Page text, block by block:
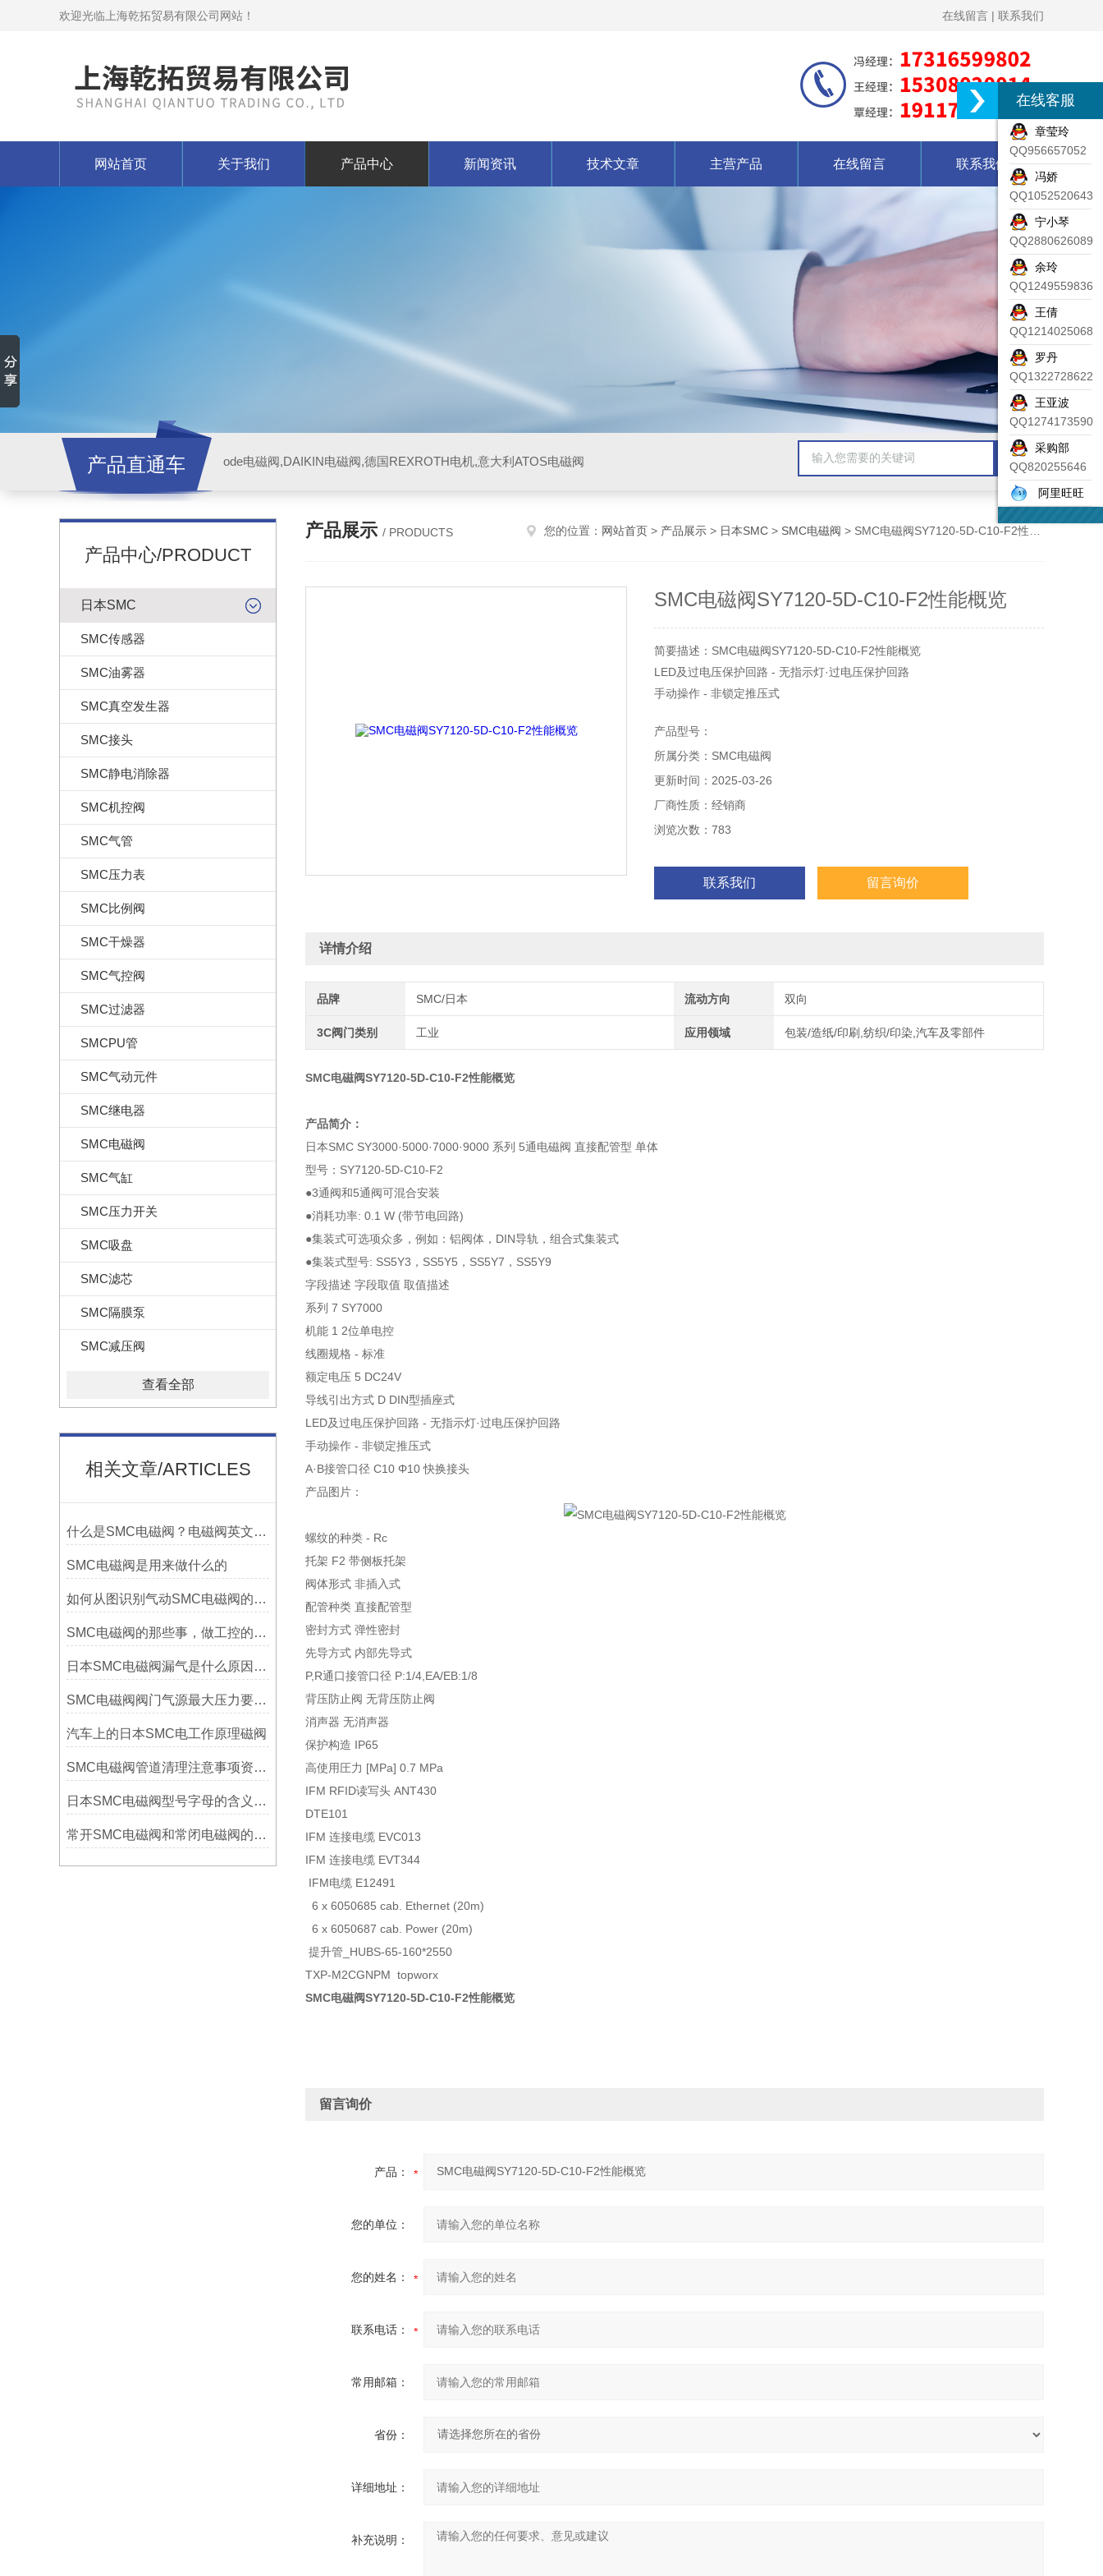
欢迎光临上海乾拓贸易有限公司网站！ 在线留言 | 联系我们
网站首页 关于我们 产品中心 新闻资讯 技术文章 主营产品 在线留言 联系我们
产品直通车 ode电磁阀,DAIKIN电磁阀,德国REXROTH电机,意大利ATOS电磁阀
产品中心/PRODUCT
日本SMC
SMC传感器
SMC油雾器
SMC真空发生器
SMC接头
SMC静电消除器
SMC机控阀
SMC气管
SMC压力表
SMC比例阀
SMC干燥器
SMC气控阀
SMC过滤器
SMCPU管
SMC气动元件
SMC继电器
SMC电磁阀
SMC气缸
SMC压力开关
SMC吸盘
SMC滤芯
SMC隔膜泵
SMC减压阀
查看全部
相关文章/ARTICLES
什么是SMC电磁阀？电磁阀英文缩写是什么
SMC电磁阀是用来做什么的
如何从图识别气动SMC电磁阀的位数与通数？
SMC电磁阀的那些事，做工控的都应该懂的
日本SMC电磁阀漏气是什么原因,电磁阀漏气怎么解决
SMC电磁阀阀门气源最大压力要求（气源质量的重要性）
汽车上的日本SMC电工作原理磁阀
SMC电磁阀管道清理注意事项资料有哪些
日本SMC电磁阀型号字母的含义及相关知识详解
常开SMC电磁阀和常闭电磁阀的区别是什么
产品展示 / PRODUCTS 您的位置： 网站首页 > 产品展示 > 日本SMC > SMC电磁阀 > SMC电磁阀SY7120-5D-C10-F2性能概览
SMC电磁阀SY7120-5D-C10-F2性能概览
简要描述：SMC电磁阀SY7120-5D-C10-F2性能概览
LED及过电压保护回路 - 无指示灯·过电压保护回路
手动操作 - 非锁定推压式
产品型号：
所属分类：SMC电磁阀
更新时间：2025-03-26
厂商性质：经销商
浏览次数：783
联系我们 留言询价
详情介绍
品牌 SMC/日本 流动方向 双向
3C阀门类别 工业 应用领域 包装/造纸/印刷,纺织/印染,汽车及零部件
SMC电磁阀SY7120-5D-C10-F2性能概览
产品简介：
日本SMC SY3000·5000·7000·9000 系列 5通电磁阀 直接配管型 单体
型号：SY7120-5D-C10-F2
●3通阀和5通阀可混合安装
●消耗功率: 0.1 W (带节电回路)
●集装式可选项众多，例如：铝阀体，DIN导轨，组合式集装式
●集装式型号: SS5Y3，SS5Y5，SS5Y7，SS5Y9
字段描述 字段取值 取值描述
系列 7 SY7000
机能 1 2位单电控
线圈规格 - 标准
额定电压 5 DC24V
导线引出方式 D DIN型插座式
LED及过电压保护回路 - 无指示灯·过电压保护回路
手动操作 - 非锁定推压式
A·B接管口径 C10 Φ10 快换接头
产品图片：
螺纹的种类 - Rc
托架 F2 带侧板托架
阀体形式 非插入式
配管种类 直接配管型
密封方式 弹性密封
先导方式 内部先导式
P,R通口接管口径 P:1/4,EA/EB:1/8
背压防止阀 无背压防止阀
消声器 无消声器
保护构造 IP65
高使用圧力 [MPa] 0.7 MPa
IFM RFID读写头 ANT430
DTE101
IFM 连接电缆 EVC013
IFM 连接电缆 EVT344
IFM电缆 E12491
6 x 6050685 cab. Ethernet (20m)
6 x 6050687 cab. Power (20m)
提升管_HUBS-65-160*2550
TXP-M2CGNPM topworx
SMC电磁阀SY7120-5D-C10-F2性能概览
留言询价
产品：
您的单位：
您的姓名：
联系电话：
常用邮箱：
省份：
详细地址：
补充说明：
在线客服
章莹玲
QQ956657052
冯娇
QQ1052520643
宁小琴
QQ2880626089
余玲
QQ1249559836
王倩
QQ1214025068
罗丹
QQ1322728622
王亚波
QQ1274173590
采购部
QQ820255646
阿里旺旺